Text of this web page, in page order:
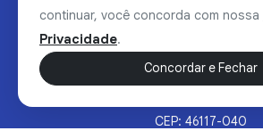
CEP: 46117-040
continuar, você concorda com nossa
Privacidade.
Concordar e Fechar